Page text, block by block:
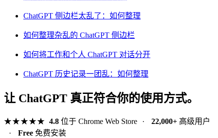
ChatGPT 侧边栏太乱了：如何整理
如何整理杂乱的 ChatGPT 侧边栏
如何将工作和个人 ChatGPT 对话分开
ChatGPT 历史记录一团乱：如何整理
让 ChatGPT 真正符合你的使用方式。
★★★★★ 4.8位于 Chrome Web Store · 22,000+高级用户
·
Free 免费安装